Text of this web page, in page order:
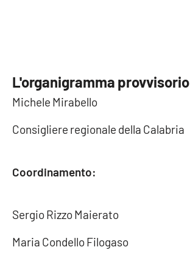
Parchi Marini Calabria
Leggendo Alvaro insieme
Venti di comunicazione
L'organigramma provvisorio
Michele Mirabello
Consigliere regionale della Calabria
Coordinamento:
Sergio Rizzo Maierato
Maria Condello Filogaso